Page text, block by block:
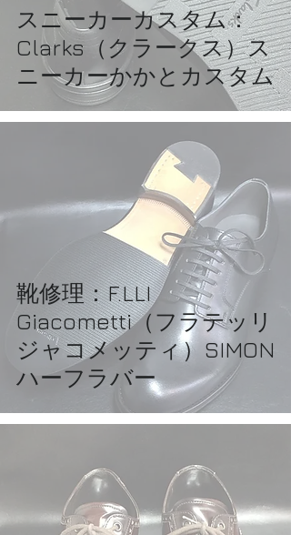
スニーカーカスタム：
Clarks（クラークス）ス
ニーカーかかとカスタム
靴修理：F.LLI
Giacometti（フラテッリ
ジャコメッティ）SIMON
ハーフラバー